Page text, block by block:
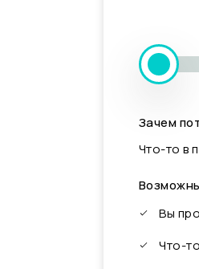
Зачем
Что-то в
Вы
Что-